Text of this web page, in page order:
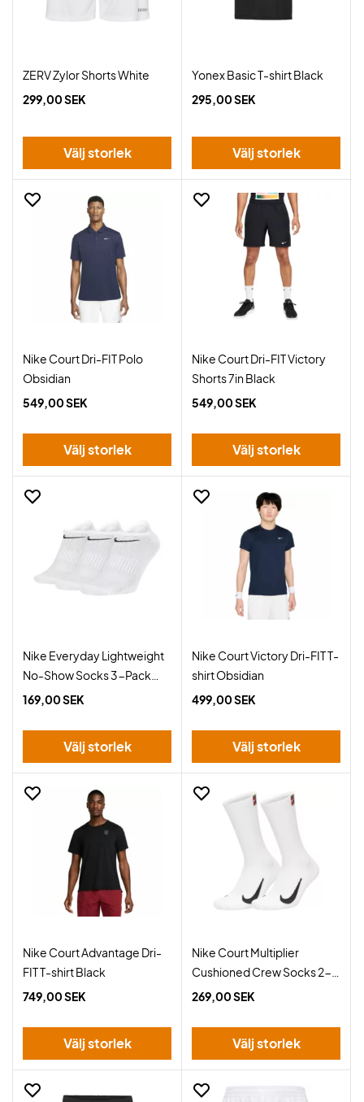
ZERV Zylor Shorts White
299,00 SEK
Välj storlek
Yonex Basic T-shirt Black
295,00 SEK
Välj storlek
Nike Court Dri-FIT Polo
Obsidian
549,00 SEK
Välj storlek
Nike Court Dri-FIT Victory
Shorts 7in Black
549,00 SEK
Välj storlek
Nike Everyday Lightweight
No-Show Socks 3-Pack
White
169,00 SEK
Välj storlek
Nike Court Victory Dri-FIT T-
shirt Obsidian
499,00 SEK
Välj storlek
Nike Court Advantage Dri-
FIT T-shirt Black
749,00 SEK
Välj storlek
Nike Court Multiplier
Cushioned Crew Socks 2-
Pack White
269,00 SEK
Välj storlek